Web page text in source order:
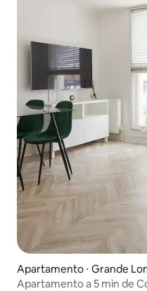
Apartamento ⋅ Grande
Apartamento a 5 min de